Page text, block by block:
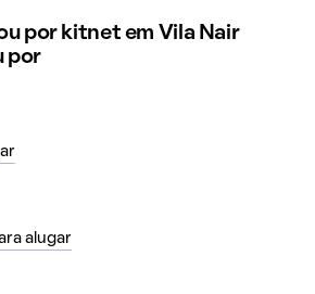
por kitnet em Vila Nair
por
alugar